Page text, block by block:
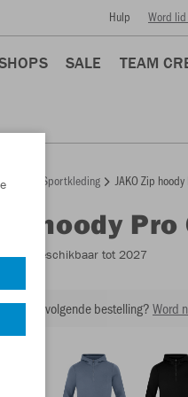
Hulp Word
SALE TEAM
Sportkleding JAKO Zip
Zip hoody
- Beschikbaar tot 2027
op je volgende bestelling?Word